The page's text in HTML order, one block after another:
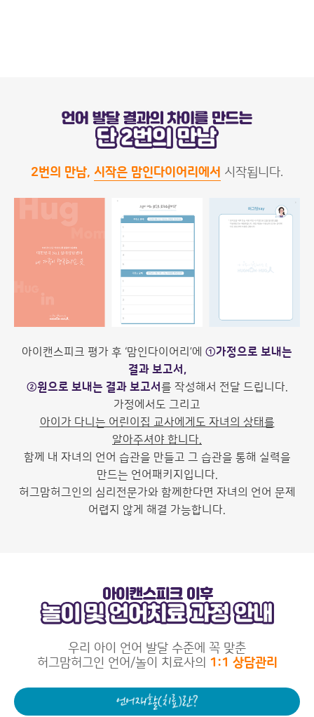
2번의 만남, 시작은 맘인다이어리에서 시작됩니다.
아이캔스피크 평가 후 ‘맘인다이어리’에 ①가정으로 보내는
결과 보고서,
②원으로 보내는 결과 보고서 를 작성해서 전달 드립니다.
가정에서도 그리고
아이가 다니는 어린이집 교사에게도 자녀의 상태를
알아주셔야 합니다.
함께 내 자녀의 언어 습관을 만들고 그 습관을 통해 실력을
만드는 언어패키지입니다.
허그맘허그인의 심리전문가와 함께한다면 자녀의 언어 문제
어렵지 않게 해결 가능합니다.
우리 아이 언어 발달 수준에 꼭 맞춘
허그맘허그인 언어/놀이 치료사의 1:1 상담관리